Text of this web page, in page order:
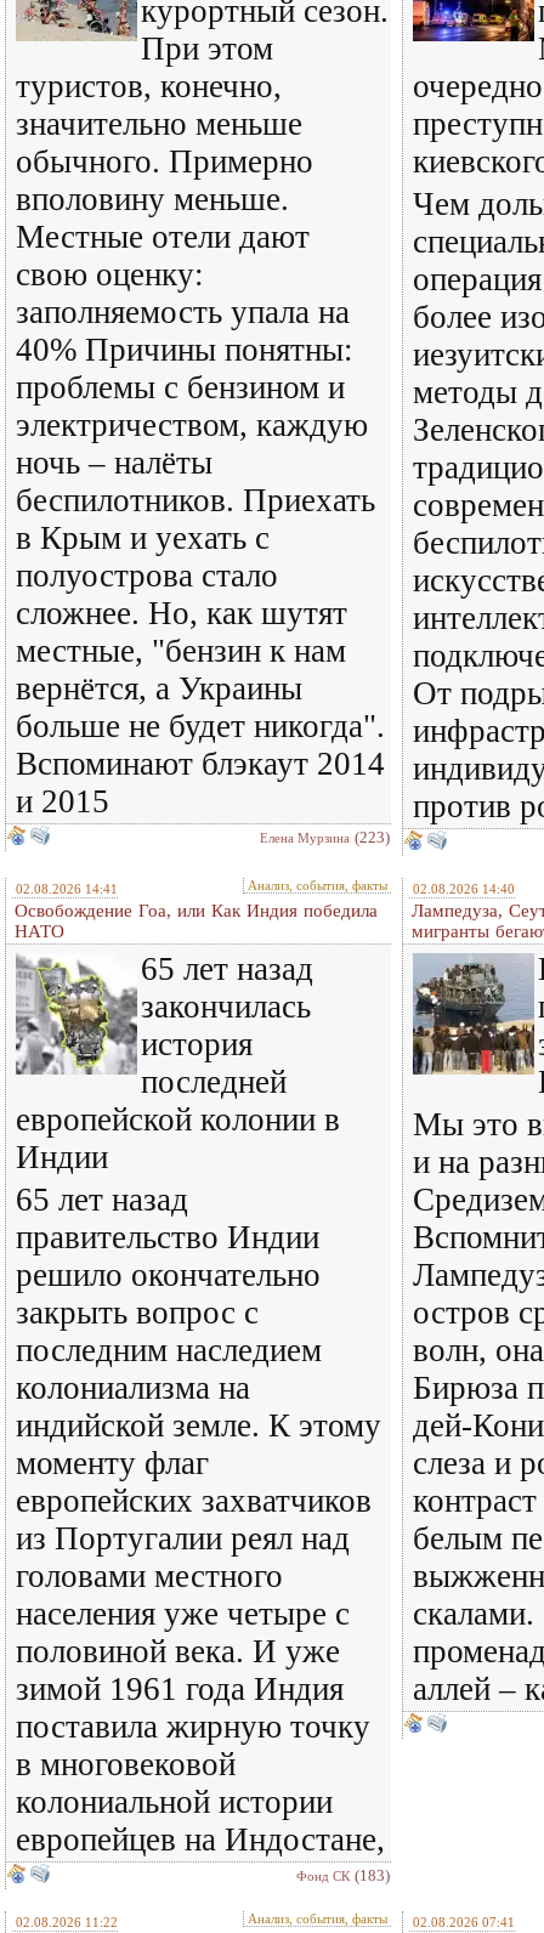
курортный сезон.
При этом
туристов, конечно,
значительно меньше
обычного. Примерно
вполовину меньше.
Местные отели дают
свою оценку:
заполняемость упала на
40% Причины понятны:
проблемы с бензином и
электричеством, каждую
ночь – налёты
беспилотников. Приехать
в Крым и уехать с
полуострова стало
сложнее. Но, как шутят
местные, "бензин к нам
вернётся, а Украины
больше не будет никогда".
Вспоминают блэкаут 2014
и 2015
Елена Мурзина (223)
Чем
более
методы
От
против
02.08.2026 14:41 Анализ, события, факты
Освобождение Гоа, или Как Индия победила
НАТО
65 лет назад
закончилась
история
последней
европейской колонии в
Индии
65 лет назад
правительство Индии
решило окончательно
закрыть вопрос с
последним наследием
колониализма на
индийской земле. К этому
моменту флаг
европейских захватчиков
из Португалии реял над
головами местного
населения уже четыре с
половиной века. И уже
зимой 1961 года Индия
поставила жирную точку
в многовековой
колониальной истории
европейцев на Индостане,
Фонд СК (183)
02.08.2026 14:40
Лампедуза,
мигранты
Мы это
и на
остров
волн,
Бирюза
дей-
слеза и
белым
скалами.
аллей –
02.08.2026 11:22 Анализ, события, факты 02.08.2026 07:41